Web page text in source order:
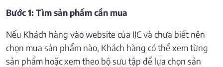
Bước 1: Tìm sản phẩm cần mua
Nếu Khách hàng vào website của IJC và chưa biết nên
chọn mua sản phẩm nào, Khách hàng có thể xem từng
sản phẩm hoặc xem theo bộ sưu tập để lựa chọn sản